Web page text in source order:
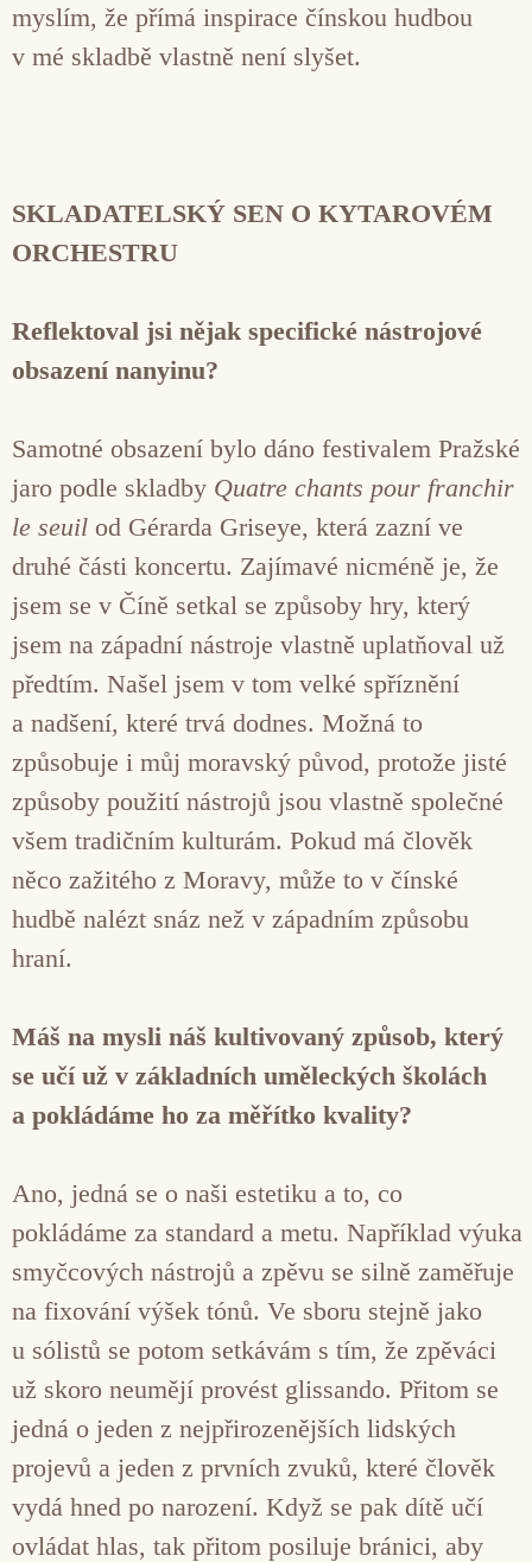
myslím, že přímá inspirace čínskou hudbou
v mé skladbě vlastně není slyšet.
SKLADATELSKÝ SEN O KYTAROVÉM
ORCHESTRU
Reflektoval jsi nějak specifické nástrojové
obsazení nanyinu?
Samotné obsazení bylo dáno festivalem Pražské
jaro podle skladby Quatre chants pour franchir
le seuil od Gérarda Griseye, která zazní ve
druhé části koncertu. Zajímavé nicméně je, že
jsem se v Číně setkal se způsoby hry, který
jsem na západní nástroje vlastně uplatňoval už
předtím. Našel jsem v tom velké spříznění
a nadšení, které trvá dodnes. Možná to
způsobuje i můj moravský původ, protože jisté
způsoby použití nástrojů jsou vlastně společné
všem tradičním kulturám. Pokud má člověk
něco zažitého z Moravy, může to v čínské
hudbě nalézt snáz než v západním způsobu
hraní.
Máš na mysli náš kultivovaný způsob, který
se učí už v základních uměleckých školách
a pokládáme ho za měřítko kvality?
Ano, jedná se o naši estetiku a to, co
pokládáme za standard a metu. Například výuka
smyčcových nástrojů a zpěvu se silně zaměřuje
na fixování výšek tónů. Ve sboru stejně jako
u sólistů se potom setkávám s tím, že zpěváci
už skoro neumějí provést glissando. Přitom se
jedná o jeden z nejpřirozenějších lidských
projevů a jeden z prvních zvuků, které člověk
vydá hned po narození. Když se pak dítě učí
ovládat hlas, tak přitom posiluje bránici, aby